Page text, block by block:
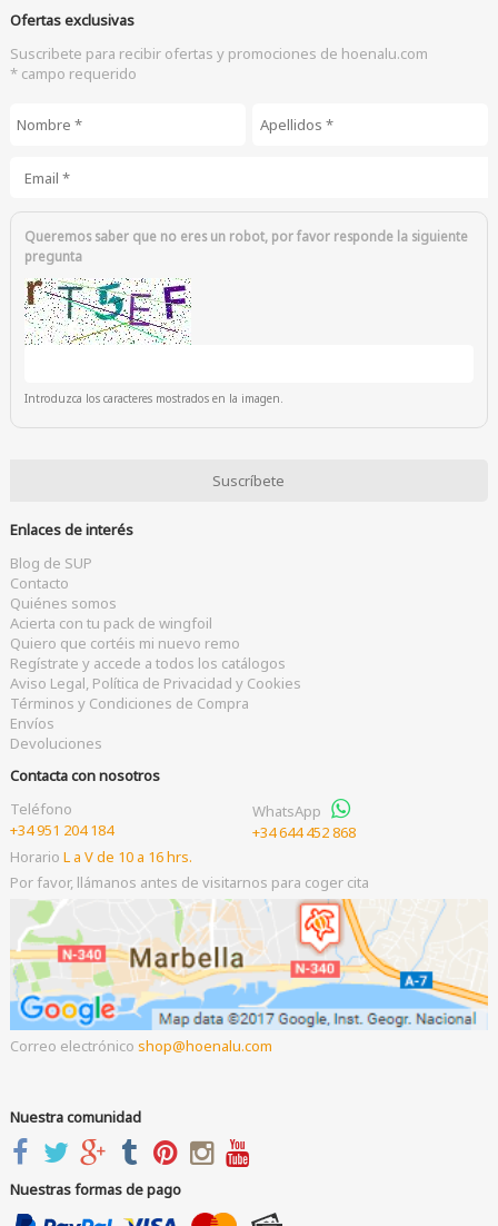
Ofertas exclusivas
Suscribete para recibir ofertas y promociones de hoenalu.com
* campo requerido
Queremos saber que no eres un robot, por favor responde la siguiente
pregunta
Introduzca los caracteres mostrados en la imagen.
Enlaces de interés
Blog de SUP
Contacto
Quiénes somos
Acierta con tu pack de wingfoil
Quiero que cortéis mi nuevo remo
Regístrate y accede a todos los catálogos
Aviso Legal, Política de Privacidad y Cookies
Términos y Condiciones de Compra
Envíos
Devoluciones
Contacta con nosotros
Teléfono
+34 951 204 184
WhatsApp
+34 644 452 868
Horario L a V de 10 a 16 hrs.
Por favor, llámanos antes de visitarnos para coger cita
Correo electrónico shop hoenalu.com
Nuestra comunidad
Nuestras formas de pago